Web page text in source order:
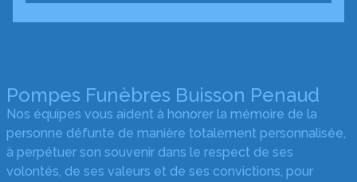
Pompes Funèbres Buisson Penaud
Nos équipes vous aident à honorer la mémoire de la
personne défunte de manière totalement personnalisée,
à perpétuer son souvenir dans le respect de ses
volontés, de ses valeurs et de ses convictions, pour